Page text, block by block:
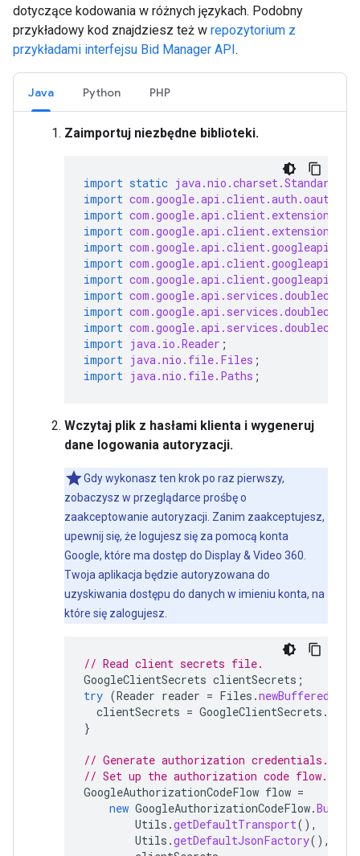
dotyczące kodowania w różnych językach. Podobny
przykładowy kod znajdziesz też w repozytorium z
przykładami interfejsu Bid Manager API.
Java Python PHP
Zaimportuj niezbędne biblioteki.
import static
import
import
import
import
import
import
import
import
import
import java.io.Reader ;
import java.nio.file.Files ;
import java.nio.file.Paths ;
Wczytaj plik z hasłami klienta i wygeneruj
dane logowania autoryzacji.
Gdy wykonasz ten krok po raz pierwszy,
zobaczysz w przeglądarce prośbę o
zaakceptowanie autoryzacji. Zanim zaakceptujesz,
upewnij się, że logujesz się za pomocą konta
Google, które ma dostęp do Display & Video 360.
Twoja aplikacja będzie autoryzowana do
uzyskiwania dostępu do danych w imieniu konta, na
które się zalogujesz.
// Read client secrets file.
GoogleClientSecrets clientSecrets ;
try (Reader reader = Files .
clientSecrets = GoogleClientSecrets .
}
// Generate authorization credentials.
// Set up the authorization code flow.
GoogleAuthorizationCodeFlow flow =
new GoogleAuthorizationCodeFlow.
Utils .getDefaultTransport(),
Utils .getDefaultJsonFactory(),